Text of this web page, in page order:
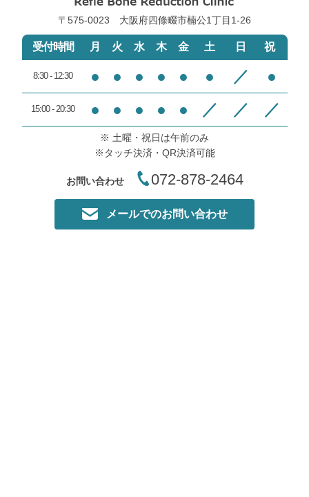
〒575-0023 大阪府四條畷市楠公1丁目1‐26
受付時間 月 火 水 木 金 土 日 祝
8:30 - 12:30 ● ● ● ● ● ● ／ ●
15:00 - 20:30 ● ● ● ● ● ／ ／ ／
※ 土曜・祝日は午前のみ
※タッチ決済・QR決済可能
お問い合わせ 072-878-2464
メールでのお問い合わせ